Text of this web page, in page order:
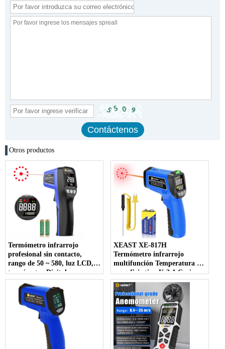
Otros productos
Termómetro infrarrojo
profesional sin contacto,
rango de 50 ~ 580, luz LCD,
termómetro Digital con
puntería láser, OEM/ODM
personalizable
XEAST XE-817H
Termómetro infrarrojo
multifunción Temperatura de
superficie tipo K 2-1 Cocinar
Pizza Horno Parrilla Prueba
láser Plástico